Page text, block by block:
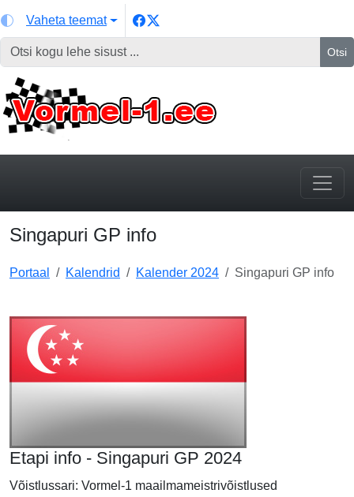
Vaheta teemat
Otsi
Singapuri GP info
Portaal Kalendrid Kalender 2024 Singapuri GP info
Etapi info - Singapuri GP 2024
Võistlussari: Vormel-1 maailmameistrivõistlused